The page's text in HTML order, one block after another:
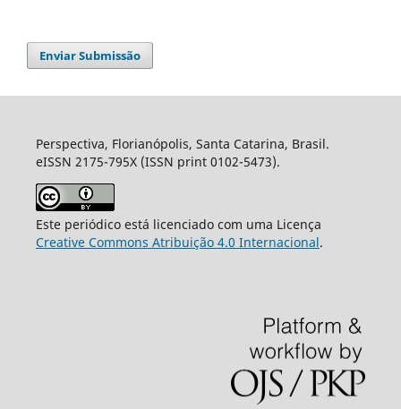
Enviar Submissão
Perspectiva, Florianópolis, Santa Catarina, Brasil.
eISSN 2175-795X (ISSN print 0102-5473).
Este periódico está licenciado com uma Licença
Creative Commons Atribuição 4.0 Internacional.